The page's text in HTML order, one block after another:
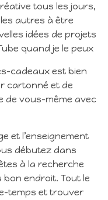
tous les jours,
les autres à être
idées de projets
quand je le peux
cadeaux est bien
cartonné et de
de vous-même avec
et l’enseignement
débutez dans
à la recherche
bon endroit. Tout le
temps et trouver